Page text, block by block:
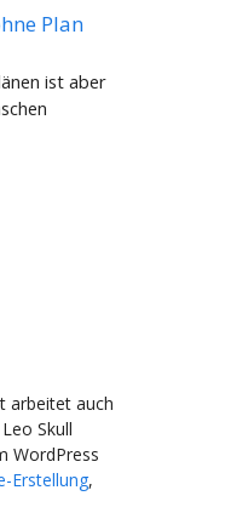
Plan
ist aber
arbeitet auch
Skull
WordPress
Erstellung,